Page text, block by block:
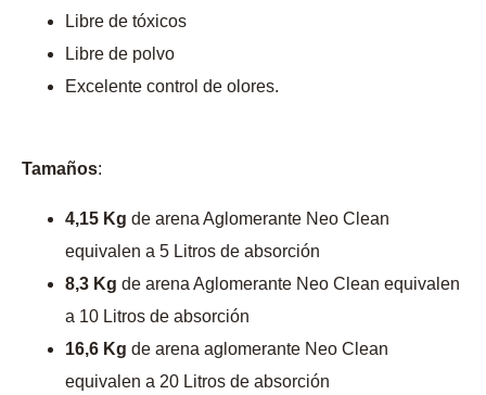
Libre de tóxicos
Libre de polvo
Excelente control de olores.
Tamaños:
4,15 Kg de arena Aglomerante Neo Clean
equivalen a 5 Litros de absorción
8,3 Kg de arena Aglomerante Neo Clean equivalen
a 10 Litros de absorción
16,6 Kg de arena aglomerante Neo Clean
equivalen a 20 Litros de absorción